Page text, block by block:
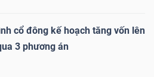
cổ đông kế hoạch tăng vốn lên
3 phương án